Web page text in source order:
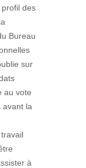
profil des
Bureau
sur
au vote
avant la
à